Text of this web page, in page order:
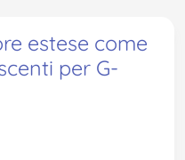
estese come
per G-